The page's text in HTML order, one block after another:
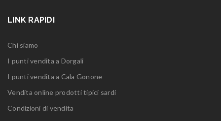
LINK RAPIDI
Chi siamo
I punti vendita a Dorgali
I punti vendita a Cala Gonone
Vendita online prodotti tipici sardi
Condizioni di vendita